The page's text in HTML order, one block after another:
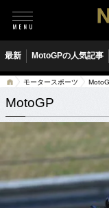
最新 MotoGPの人気記事
モータースポーツ
MotoGP